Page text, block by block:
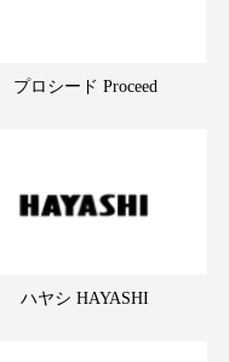
プロシード Proceed
ハヤシ HAYASHI